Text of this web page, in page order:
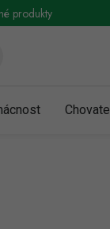
Obchodní podmínky
produkty